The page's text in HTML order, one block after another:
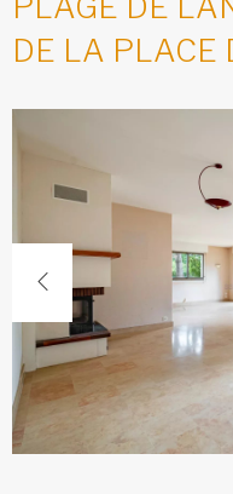
DE LA PLACE